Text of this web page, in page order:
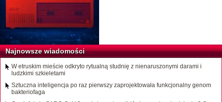
Najnowsze wiadomości
W etruskim mieście odkryto rytualną studnię z nienaruszonymi darami i
ludzkimi szkieletami
Sztuczna inteligencja po raz pierwszy zaprojektowała funkcjonalny genom
bakteriofaga